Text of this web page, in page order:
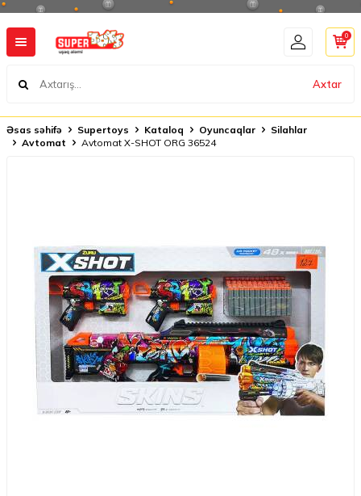
Axtar
0
Əsas səhifə Supertoys Kataloq Oyuncaqlar
Silahlar
Avtomat
Avtomat X-SHOT ORG 36524